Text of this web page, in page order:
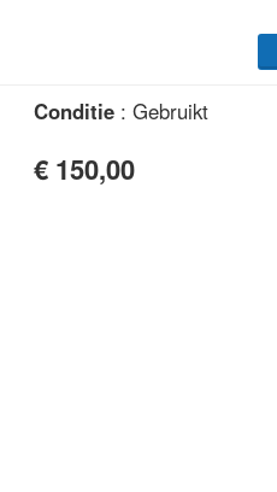
Conditie: Gebruikt
€ 150,00